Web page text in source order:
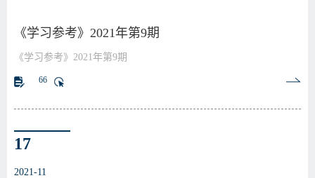
《学习参考》2021年第9期
《学习参考》2021年第9期
66
17
2021-11